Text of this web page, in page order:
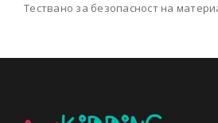
Тествано за безопасност на